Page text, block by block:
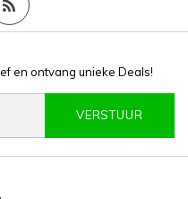
en ontvang unieke Deals!
VERSTUUR